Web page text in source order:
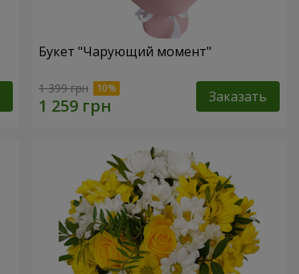
Букет "Чарующий момент"
1 399 грн Заказать